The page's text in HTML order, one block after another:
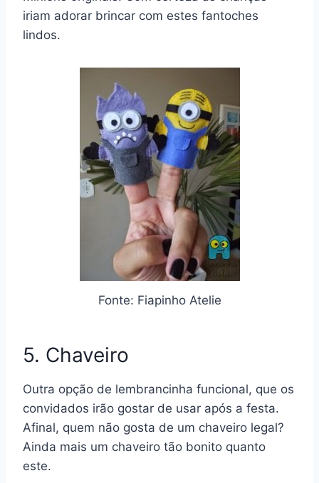
iriam adorar brincar com estes fantoches
lindos.
Fonte: Fiapinho Atelie
5. Chaveiro
Outra opção de lembrancinha funcional, que os
convidados irão gostar de usar após a festa.
Afinal, quem não gosta de um chaveiro legal?
Ainda mais um chaveiro tão bonito quanto
este.